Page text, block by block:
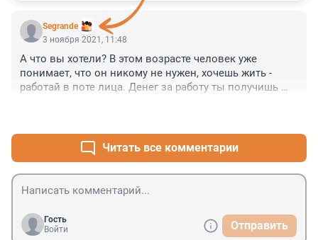
Segrande
3 ноября 2021, 11:48
А что вы хотели? В этом возрасте человек уже
понимает, что он никому не нужен, хочешь жить -
работай в поте лица. Денег за работу ты получишь
Читать все комментарии
Гость
Войти
Отправить